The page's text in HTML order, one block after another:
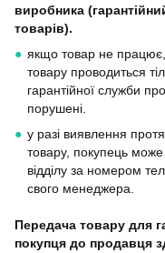
виробника
товарів).
якщо товар не
товару проводиться
гарантійної служби
порушені.
у разі виявлення
товару, покупець може
відділу за номером
свого менеджера.
Передача товару для
покупця до продавця